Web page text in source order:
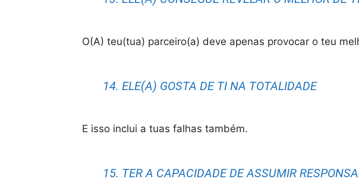
O(A) teu(tua) parceiro(a) deve apenas provocar o teu
14. ELE(A) GOSTA DE TI NA TOTALIDADE
E isso inclui a tuas falhas também.
15. TER A CAPACIDADE DE ASSUMIR